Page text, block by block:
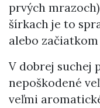
prvých
šírkach je to
alebo
V dobrej suchej
nepoškodené
veľmi